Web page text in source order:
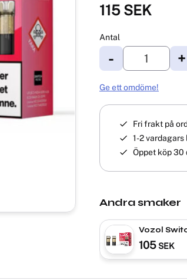
115SEK
Antal
+
-
Ge ett omdöme!
Fri frakt på
1-2
Öppet köp 30
Andra smaker
Vozol
Pod|Cherry
105SEK